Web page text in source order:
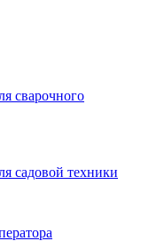
сварочного
садовой техники